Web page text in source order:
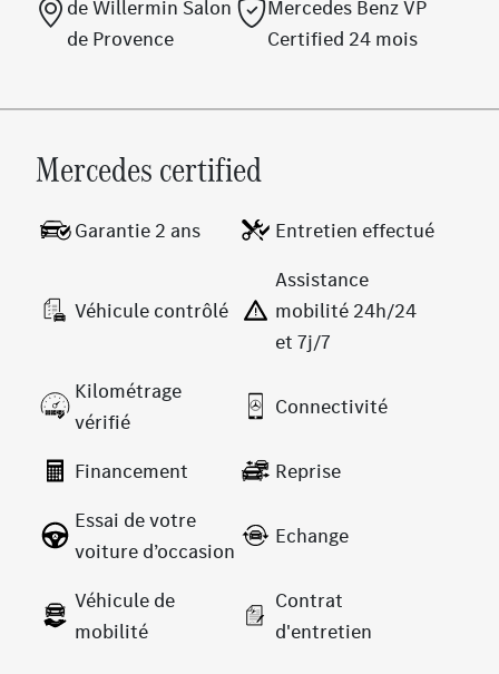
de Willermin Salon
de Provence
Mercedes Benz VP
Certified 24 mois
Mercedes certified
Garantie 2 ans Entretien effectué
Véhicule contrôlé
Assistance
mobilité 24h/24
et 7j/7
Kilométrage
vérifié
Connectivité
Financement
Reprise
Essai de votre
voiture d’occasion
Echange
Véhicule de
mobilité
Contrat
d'entretien